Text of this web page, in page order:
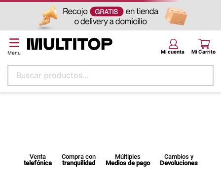
Buscar productos...
piso
Venta
telefónica
Compra con
tranquilidad
Múltiples
Medios de pago
Cambios y
Devoluciones